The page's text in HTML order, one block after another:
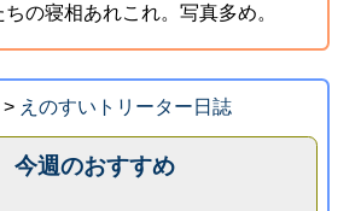
の寝相あれこれ。写真多め。
えのすいトリーター日誌
週のおすすめ